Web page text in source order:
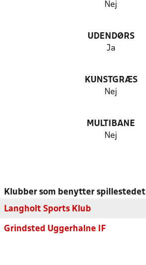
Nej
UDENDØRS
Ja
KUNSTGRÆS
Nej
MULTIBANE
Nej
Klubber som benytter spillestedet
Langholt Sports Klub
Grindsted Uggerhalne IF